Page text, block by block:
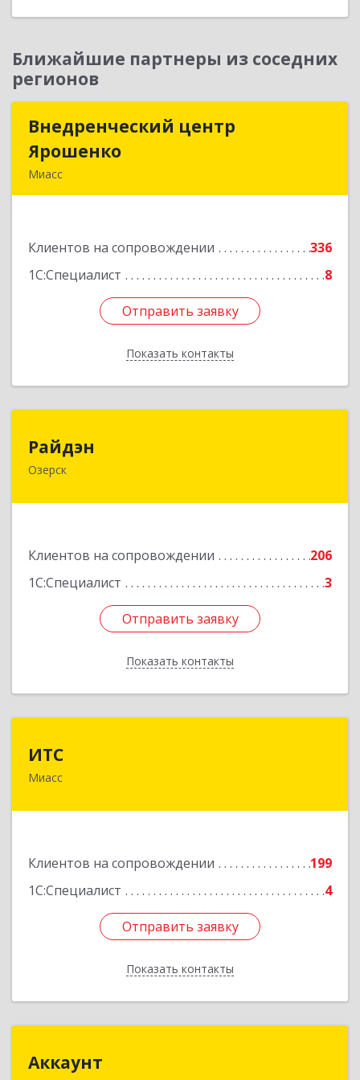
Ближайшие партнеры из соседних
регионов
Внедренческий центр
Ярошенко
Миасс
Клиентов на сопровождении
336
1С:Специалист
8
Отправить заявку
Показать контакты
Внедренческий центр
Подробнее
Отправить заявку
Назад
Райдэн
Озерск
Клиентов на сопровождении
206
1С:Специалист
3
Отправить заявку
Показать контакты
456783, Челябинская обл, Озерск г, Ленина пр-
Отправить заявку
Назад
ИТС
Миасс
Клиентов на сопровождении
199
1С:Специалист
4
Отправить заявку
Показать контакты
456300, Челябинская обл, Миасс г, Романенко
Отправить заявку
Назад
Аккаунт